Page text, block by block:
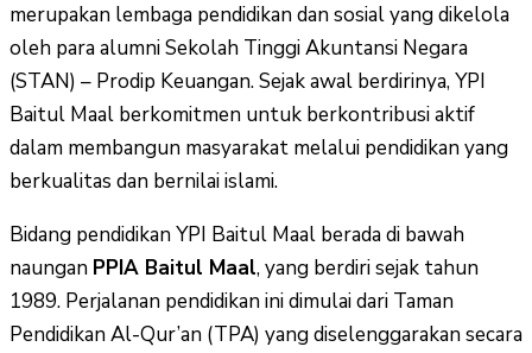
merupakan lembaga pendidikan dan sosial yang dikelola
oleh para alumni Sekolah Tinggi Akuntansi Negara
(STAN) – Prodip Keuangan. Sejak awal berdirinya, YPI
Baitul Maal berkomitmen untuk berkontribusi aktif
dalam membangun masyarakat melalui pendidikan yang
berkualitas dan bernilai islami.
Bidang pendidikan YPI Baitul Maal berada di bawah
naungan PPIA Baitul Maal, yang berdiri sejak tahun
1989. Perjalanan pendidikan ini dimulai dari Taman
Pendidikan Al-Qur’an (TPA) yang diselenggarakan secara